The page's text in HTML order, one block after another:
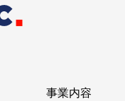
事業内容